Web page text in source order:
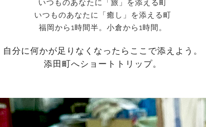
いつものあなたに「旅」を添える町
いつものあなたに「癒し」を添える町
福岡から1時間半。小倉から1時間。
自分に何かが足りなくなったらここで添えよう。
添田町へショートトリップ。